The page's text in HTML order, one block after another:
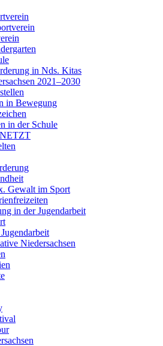
in Nds. Kitas
2021–2030
in Bewegung
in der Schule
Gewalt im Sport
in der Jugendarbeit
Niedersachsen